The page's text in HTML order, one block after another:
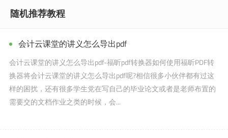
随机推荐教程
会计云课堂的讲义怎么导出pdf
会计云课堂的讲义怎么导出pdf-福昕pdf转换器如何使用福昕PDF转
换器将会计云课堂的讲义怎么导出pdf呢?相信很多小伙伴都有过这
样的困扰，还有很多学生党在写自己的毕业论文或者是老师布置的
需要交的文档作业之类的时候，会...